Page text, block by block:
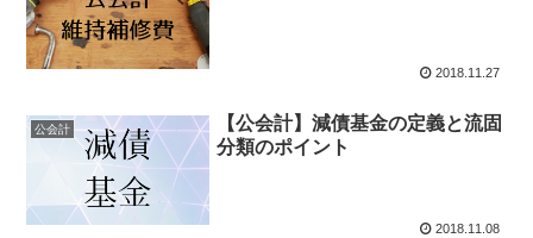
2018.11.27
公会計
【公会計】減債基金の定義と流固
分類のポイント
2018.11.08